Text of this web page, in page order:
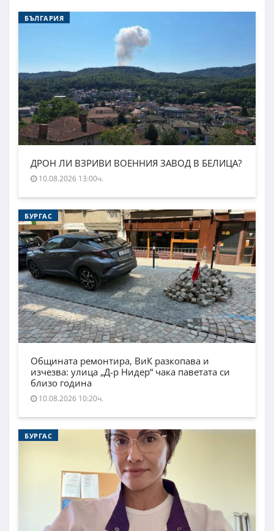
БЪЛГАРИЯ
ДРОН ЛИ ВЗРИВИ ВОЕННИЯ ЗАВОД В БЕЛИЦА?
10.08.2026 13:00ч.
БУРГАС
Общината ремонтира, ВиК разкопава и
изчезва: улица „Д-р Нидер“ чака паветата си
близо година
10.08.2026 10:20ч.
БУРГАС